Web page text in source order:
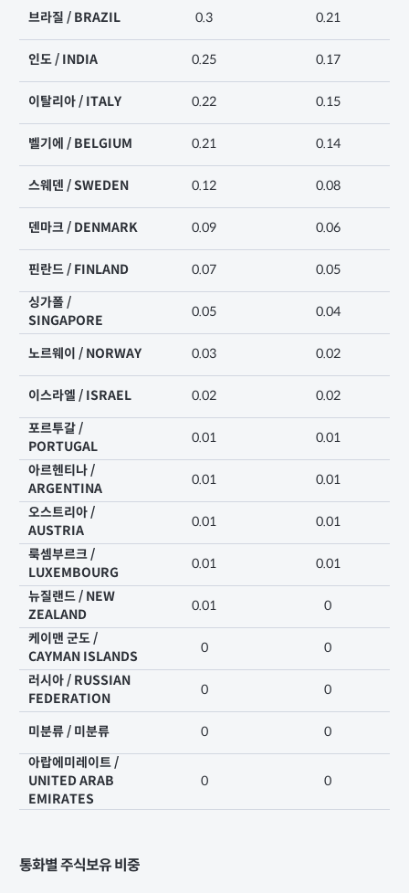
브라질 / BRAZIL 0.3 0.21
인도 / INDIA 0.25 0.17
이탈리아 / ITALY 0.22 0.15
벨기에 / BELGIUM 0.21 0.14
스웨덴 / SWEDEN 0.12 0.08
덴마크 / DENMARK 0.09 0.06
핀란드 / FINLAND 0.07 0.05
싱가폴 /
SINGAPORE
0.05 0.04
노르웨이 / NORWAY 0.03 0.02
이스라엘 / ISRAEL 0.02 0.02
포르투갈 /
PORTUGAL
0.01 0.01
아르헨티나 /
ARGENTINA
0.01 0.01
오스트리아 /
AUSTRIA
0.01 0.01
룩셈부르크 /
LUXEMBOURG
0.01 0.01
뉴질랜드 / NEW
ZEALAND
0.01 0
케이맨 군도 /
CAYMAN ISLANDS
0 0
러시아 / RUSSIAN
FEDERATION
0 0
미분류 / 미분류 0
0
아랍에미레이트 /
UNITED ARAB
EMIRATES
0 0
통화별 주식보유 비중